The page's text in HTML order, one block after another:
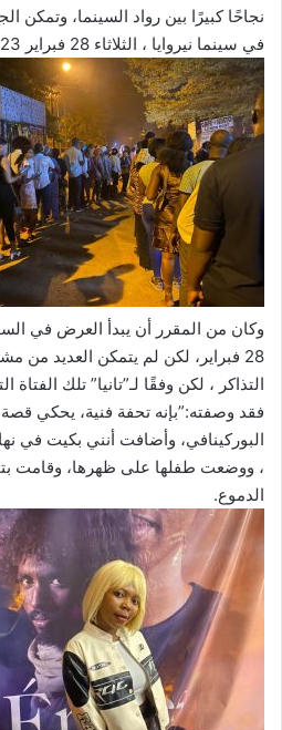
نجاحًا كبيرًا بين رواد السينما، وتمكن
في سينما نيروايا ، الثلاثاء 28 فبراير 2023.
28 فبراير، لكن لم يتمكن العديد من
التذاكر ، لكن وفقًا لـ”تانيا” تلك
فقد وصفته:”بإنه تحفة فنية، يحكي
البوركينافي، وأضافت أنني بكيت في
، ووضعت طفلها على ظهرها، وقامت
الدموع.